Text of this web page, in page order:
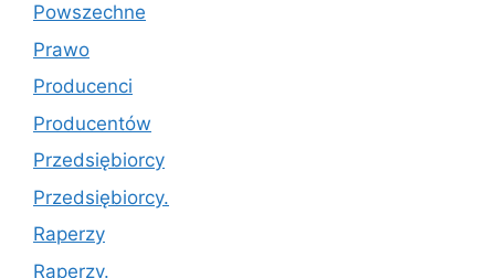
Powszechne
Prawo
Producenci
Producentów
Przedsiębiorcy
Przedsiębiorcy.
Raperzy
Raperzy.